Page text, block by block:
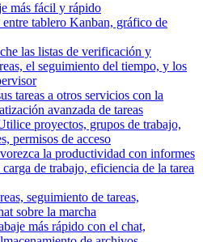
más fácil y rápido
tablero Kanban, gráfico de
las listas de verificación y
el seguimiento del tiempo, y los
tareas a otros servicios con la
avanzada de tareas
proyectos, grupos de trabajo,
permisos de acceso
la productividad con informes
de trabajo, eficiencia de la tarea
seguimiento de tareas,
sobre la marcha
más rápido con el chat,